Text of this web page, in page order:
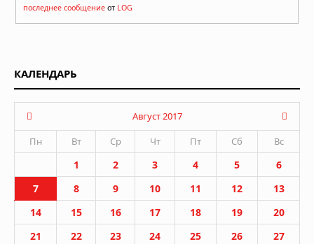
последнее сообщение от LOG
КАЛЕНДАРЬ
Август 2017
Пн
Вт Ср Чт Пт Сб Вс
1 2 3 4 5
6
7
8 9 10 11 12
13
14
15 16 17 18 19
20
21
22 23 24 25 26
27